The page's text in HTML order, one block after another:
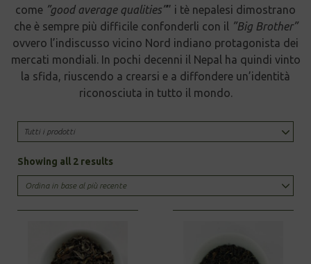
come ”good average qualities”” i tè nepalesi dimostrano
che è sempre più difficile confonderli con il
”Big Brother”
ovvero l’indiscusso vicino Nord indiano protagonista dei
mercati mondiali. In pochi decenni il Nepal ha quindi vinto
la sfida, riuscendo a crearsi e a diffondere un’identità
riconosciuta in tutto il mondo.
Tutti i prodotti
Showing all 2 resultsSorted
by
latest